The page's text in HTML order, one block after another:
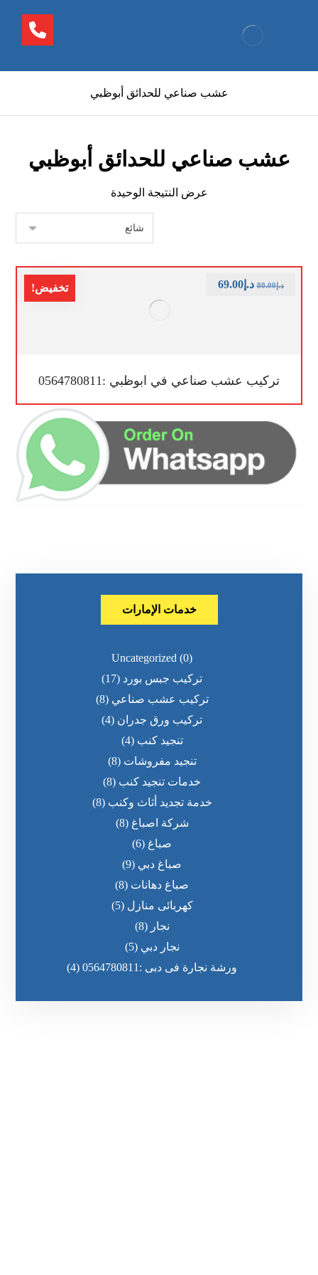
عشب صناعي للحدائق أبوظبي
عشب صناعي للحدائق أبوظبي
عرض النتيجة الوحيدة
تخفيض!
تركيب عشب صناعي في ابوظبي :0564780811
د.إ80.00 د.إ69.00
خدمات الإمارات
Uncategorized (0)
تركيب جبس بورد (17)
تركيب عشب صناعي (8)
تركيب ورق جدران (4)
تنجيد كنب (4)
تنجيد مفروشات (8)
خدمات تنجيد كنب (8)
خدمة تجديد أثاث وكنب (8)
شركة اصباغ (8)
صباغ (6)
صباغ دبي (9)
صباغ دهانات (8)
كهربائى منازل (5)
نجار (8)
نجار دبي (5)
ورشة نجارة فى دبى :0564780811
(4)